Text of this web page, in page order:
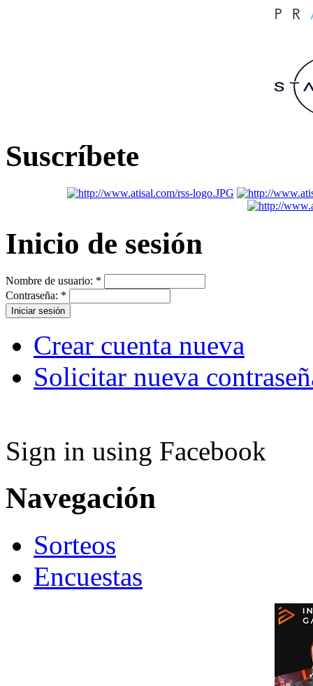
Suscríbete
Inicio de sesión
Nombre de usuario: *
Contraseña: *
Crear cuenta nueva
Solicitar nueva
Sign in using Facebook
Navegación
Sorteos
Encuestas